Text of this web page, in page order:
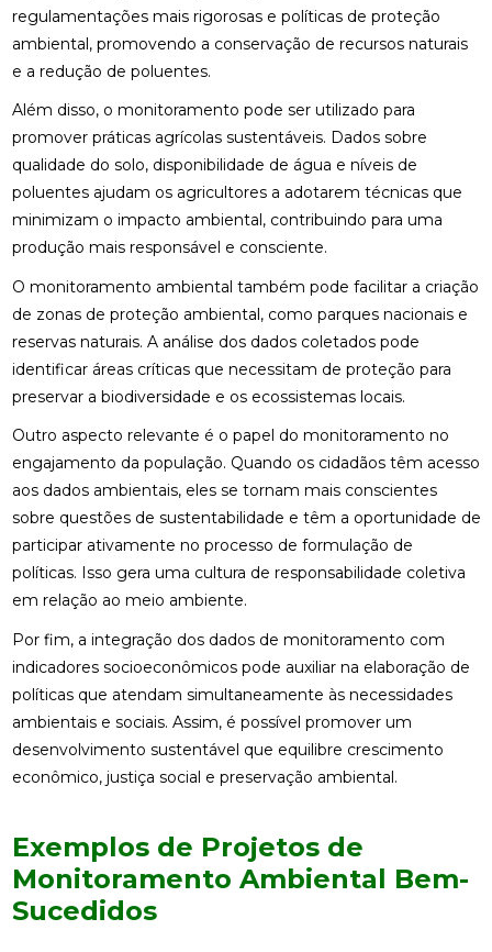
regulamentações mais rigorosas e políticas de proteção
ambiental, promovendo a conservação de recursos naturais
e a redução de poluentes.
Além disso, o monitoramento pode ser utilizado para
promover práticas agrícolas sustentáveis. Dados sobre
qualidade do solo, disponibilidade de água e níveis de
poluentes ajudam os agricultores a adotarem técnicas que
minimizam o impacto ambiental, contribuindo para uma
produção mais responsável e consciente.
O monitoramento ambiental também pode facilitar a criação
de zonas de proteção ambiental, como parques nacionais e
reservas naturais. A análise dos dados coletados pode
identificar áreas críticas que necessitam de proteção para
preservar a biodiversidade e os ecossistemas locais.
Outro aspecto relevante é o papel do monitoramento no
engajamento da população. Quando os cidadãos têm acesso
aos dados ambientais, eles se tornam mais conscientes
sobre questões de sustentabilidade e têm a oportunidade de
participar ativamente no processo de formulação de
políticas. Isso gera uma cultura de responsabilidade coletiva
em relação ao meio ambiente.
Por fim, a integração dos dados de monitoramento com
indicadores socioeconômicos pode auxiliar na elaboração de
políticas que atendam simultaneamente às necessidades
ambientais e sociais. Assim, é possível promover um
desenvolvimento sustentável que equilibre crescimento
econômico, justiça social e preservação ambiental.
Exemplos de Projetos de
Monitoramento Ambiental Bem-
Sucedidos